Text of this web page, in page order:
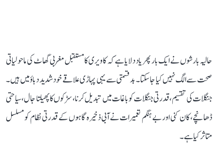
حالیہ بارشوں نے ایک بار پھر یاد دلایا ہے کہ کاویری کا مستقبل مغربی گھاٹ کی ماحولیاتی
صحت سے الگ نہیں کیا جا سکتا۔ بدقسمتی سے یہی پہاڑی علاقے خود شدید دباؤ میں ہیں۔
جنگلات کی تقسیم، قدرتی جنگلات کو باغات میں تبدیل کرنا، سڑکوں کا پھیلتا جال، سیاحتی
ڈھانچے، کان کنی اور بے ہنگم تعمیرات نے آبی ذخیرہ گاہوں کے قدرتی نظام کو مسلسل
متاثر کیا ہے۔